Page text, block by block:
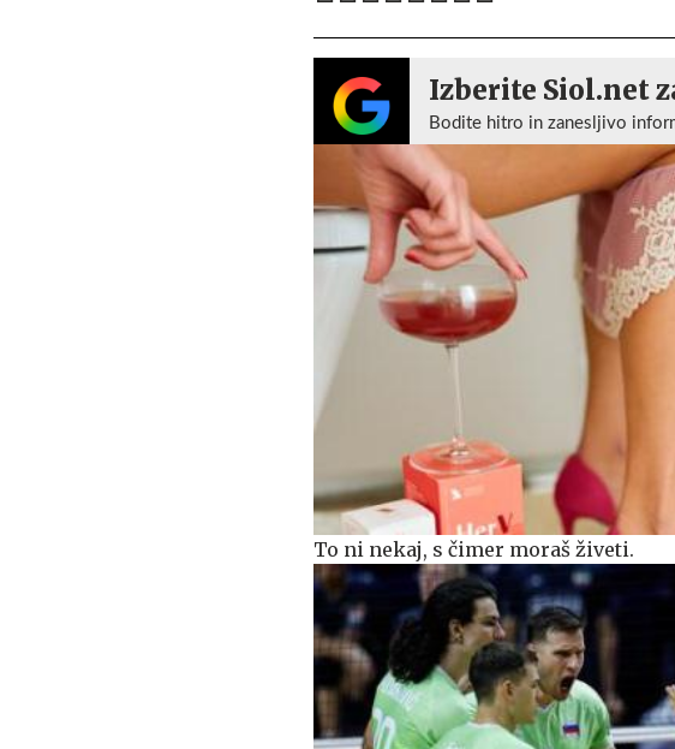
Izberite Siol.net
Bodite hitro in zanesljivo
To ni nekaj, s čimer moraš živeti.